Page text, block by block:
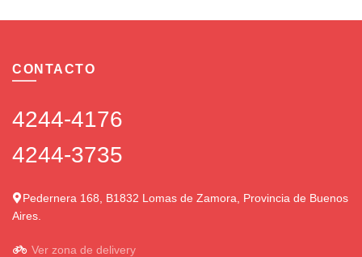
CONTACTO
4244-4176
4244-3735
Pedernera 168, B1832 Lomas de Zamora, Provincia de Buenos
Aires.
Ver zona de delivery